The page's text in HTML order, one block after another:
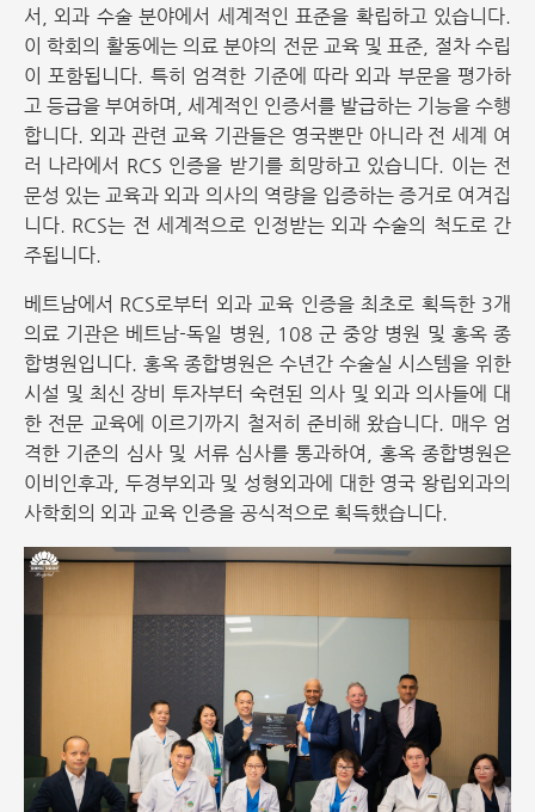
서, 외과 수술 분야에서 세계적인 표준을 확립하고 있습니다.
이 학회의 활동에는 의료 분야의 전문 교육 및 표준, 절차 수립
이 포함됩니다. 특히 엄격한 기준에 따라 외과 부문을 평가하
고 등급을 부여하며, 세계적인 인증서를 발급하는 기능을 수행
합니다. 외과 관련 교육 기관들은 영국뿐만 아니라 전 세계 여
러 나라에서 RCS 인증을 받기를 희망하고 있습니다. 이는 전
문성 있는 교육과 외과 의사의 역량을 입증하는 증거로 여겨집
니다. RCS는 전 세계적으로 인정받는 외과 수술의 척도로 간
주됩니다.
베트남에서 RCS로부터 외과 교육 인증을 최초로 획득한 3개
의료 기관은 베트남-독일 병원, 108 군 중앙 병원 및 홍옥 종
합병원입니다. 홍옥 종합병원은 수년간 수술실 시스템을 위한
시설 및 최신 장비 투자부터 숙련된 의사 및 외과 의사들에 대
한 전문 교육에 이르기까지 철저히 준비해 왔습니다. 매우 엄
격한 기준의 심사 및 서류 심사를 통과하여, 홍옥 종합병원은
이비인후과, 두경부외과 및 성형외과에 대한 영국 왕립외과의
사학회의 외과 교육 인증을 공식적으로 획득했습니다.